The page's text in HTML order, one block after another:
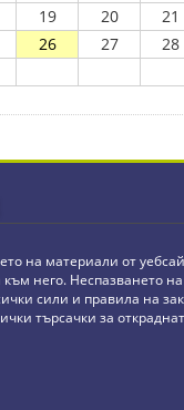
19 20 21
26 27 28
на материали от
към него. Неспазването
сили и правила на
търсачки за